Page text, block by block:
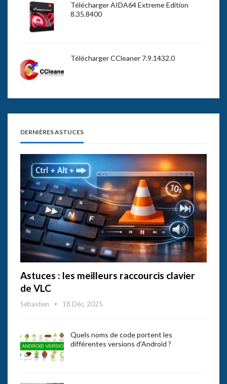
Télécharger AIDA64 Extreme Edition
8.35.8400
Télécharger CCleaner 7.9.1432.0
DERNIÈRES ASTUCES
Astuces : les meilleurs raccourcis clavier
de VLC
Sebastien 18 Déc, 2025
Quels noms de code portent les
différentes versions d’Android ?